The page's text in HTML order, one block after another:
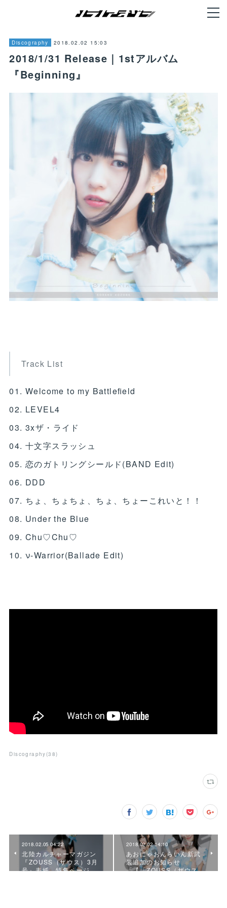
Discography 2018.02.02 15:03
2018/1/31 Release｜1stアルバム
『Beginning』
Track List
01. Welcome to my Battleﬁeld
02. LEVEL4
03. 3xザ・ライド
04. 十文字スラッシュ
05. 恋のガトリングシールド(BAND Edit)
06. DDD
07. ちょ、ちょちょ、ちょ、ちょーこれいと！！
08. Under the Blue
09. Chu♡Chu♡
10. ν-Warrior(Ballade Edit)
Discography (38)
2018.02.05 04:22
北陸カルチャーマガジン
『ZOUSS（ザウス）3月
号』表紙、特集ページ…
2018.02.02 14:10
あおにゃおんらいん新武
装追加のお知らせ
「【「ZOUSS（ザウス…